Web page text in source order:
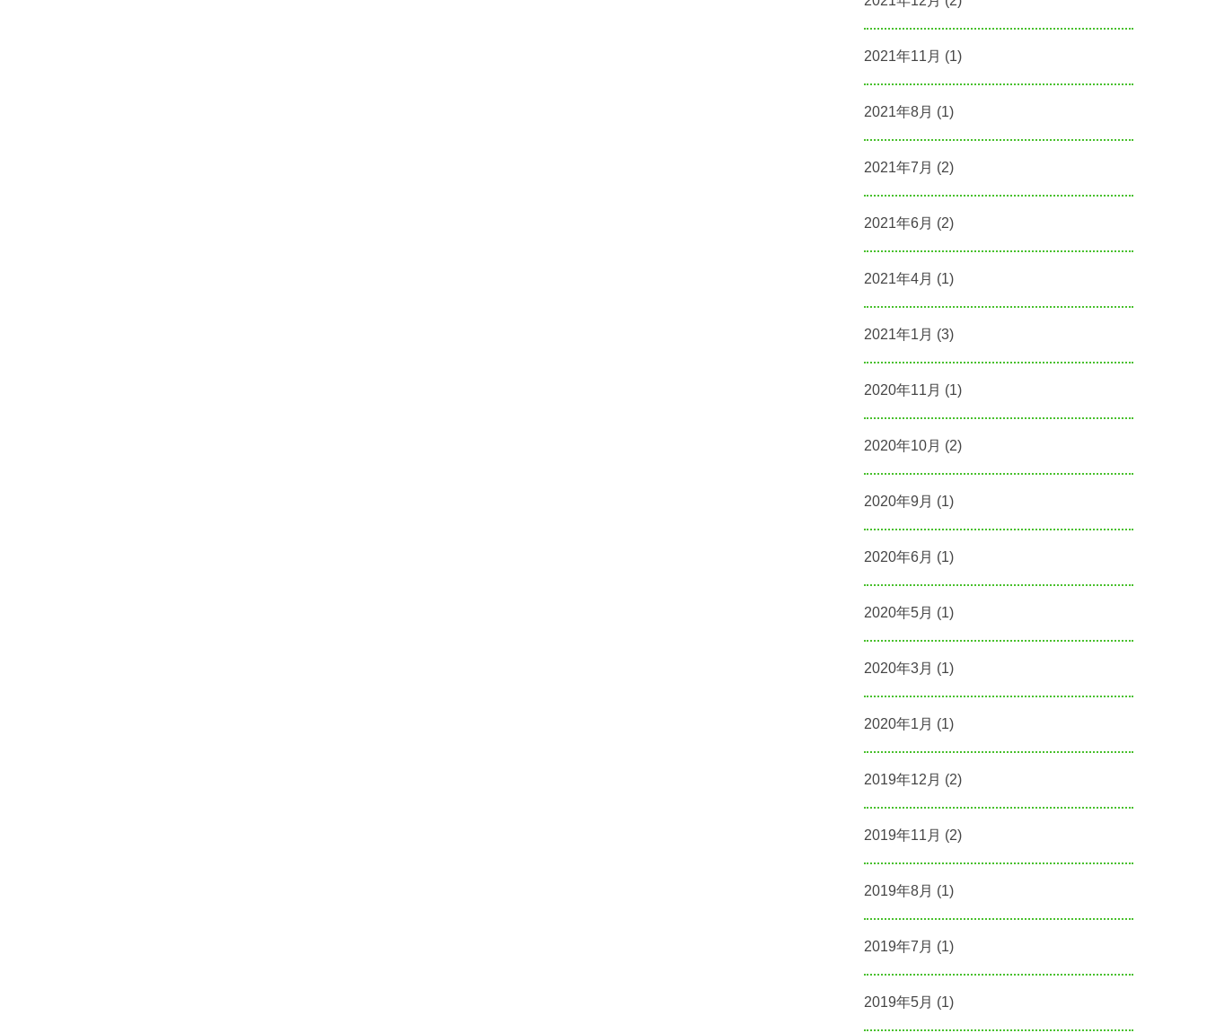
2021年11月 (1)
2021年8月 (1)
2021年7月 (2)
2021年6月 (2)
2021年4月 (1)
2021年1月 (3)
2020年11月 (1)
2020年10月 (2)
2020年9月 (1)
2020年6月 (1)
2020年5月 (1)
2020年3月 (1)
2020年1月 (1)
2019年12月 (2)
2019年11月 (2)
2019年8月 (1)
2019年7月 (1)
2019年5月 (1)